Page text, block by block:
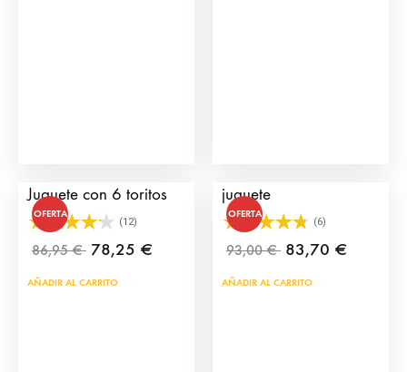
OFERTA
Juguete con 6 toritos
(12)
86,95€ 78,25 €
AÑADIR AL CARRITO
OFERTA
juguete
(6)
93,00€ 83,70 €
AÑADIR AL CARRITO